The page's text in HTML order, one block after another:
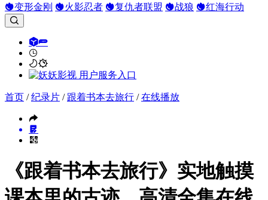
变形金刚
火影忍者 复仇者联盟 战狼 红海行动
首页 /纪录片 / 跟着书本去旅行 /在线播放
《跟着书本去旅行》实地触摸